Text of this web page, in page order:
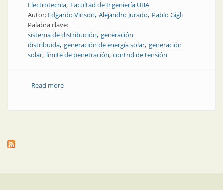
Electrotecnia Facultad de Ingeniería UBA
Autor: Edgardo Vinson Alejandro Jurado Pablo Gigli
Palabra clave:
sistema de distribución generación
distribuida generación de energía solar generación
solar límite de penetración control de tensión
Read moreabout Revista Electrotécnica | Estudio de un sistema